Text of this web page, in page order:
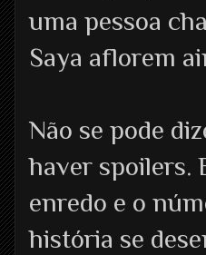
uma pessoa
Saya aflorem
Não se pode
haver spoilers.
enredo e o
história se